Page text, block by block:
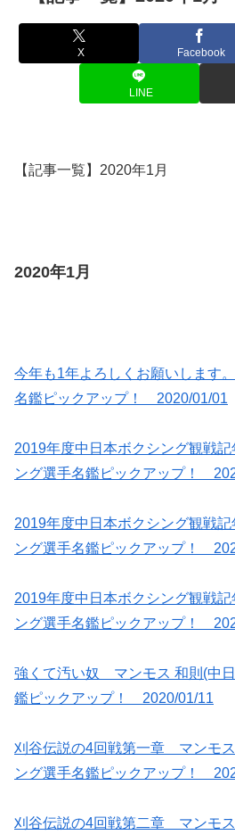
X Facebook
LINE
【記事一覧】2020年1月
2020年1月
今年も1年よろしくお願いします
名鑑ピックアップ！ 2020/01/01
2019年度中日本ボクシング観戦
ング選手名鑑ピックアップ！
2019年度中日本ボクシング観戦
ング選手名鑑ピックアップ！
2019年度中日本ボクシング観戦
ング選手名鑑ピックアップ！
強くて汚い奴 マンモス 和則(中
鑑ピックアップ！ 2020/01/11
刈谷伝説の4回戦第一章 マンモ
ング選手名鑑ピックアップ！
刈谷伝説の4回戦第二章 マンモ